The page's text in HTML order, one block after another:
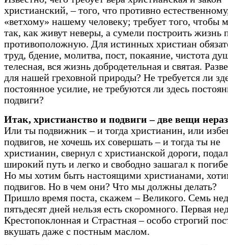
христианский, – того, что противно
«ветхому» нашему человеку; требует того, чтобы
так, как живут неверы, а сумели построить жизнь
противоположную. Для истинных христиан
труд, бдение, молитва, пост, покаяние, чистота
телесная, вся жизнь добродетельная и святая.
для нашей греховной природы? Не требуется ли
постоянное усилие, не требуются ли здесь
подвиги?
Итак, христианство и подвиги – две вещи
Или ты подвижник – и тогда христианин, или
подвигов, не хочешь их совершать – и тогда ты не
христианин, свернул с христианской дороги,
широкий путь и легко и свободно зашагал к
Но мы хотим быть настоящими христианами,
подвигов. Но в чем они? Что мы должны делать?
Пришло время поста, скажем – Великого. Семь
пятьдесят дней нельзя есть скоромного. Первая
Крестопоклонная и Страстная – особо строгий
вкушать даже с постным маслом.